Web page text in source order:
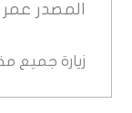
المصدر
زيارة جميع